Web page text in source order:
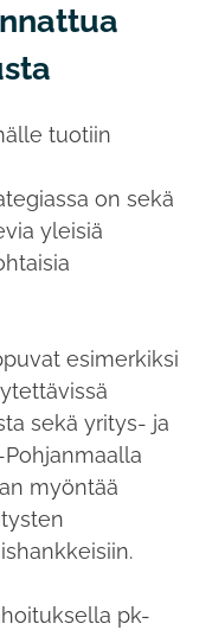
tuotiin
on sekä
yleisiä
esimerkiksi
sekä yritys- ja
myöntää
pk-